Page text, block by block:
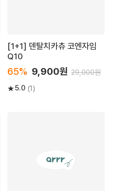
[1+1] 덴탈치카츄 코엔자임
Q10
65% 9,900원 29,000원
5.0 (1)